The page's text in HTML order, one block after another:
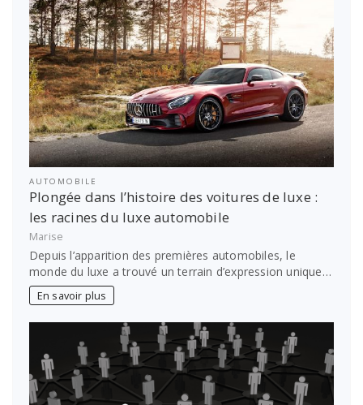
AUTOMOBILE
Plongée dans l’histoire des voitures de luxe :
les racines du luxe automobile
Marise
Depuis l’apparition des premières automobiles, le
monde du luxe a trouvé un terrain d’expression unique…
En savoir plus